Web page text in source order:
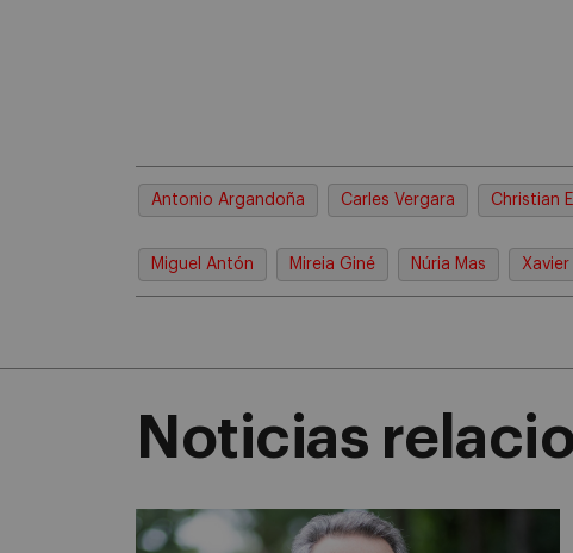
Antonio Argandoña Carles Vergara Christian
Miguel Antón Mireia Giné Núria Mas Xavier
Noticias